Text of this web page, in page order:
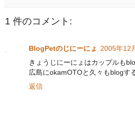
1 件のコメント:
BlogPetのじにーにょ
2005年12
きょうじにーにょはカップルも
広島にokamOTOと久々もblogす
返信